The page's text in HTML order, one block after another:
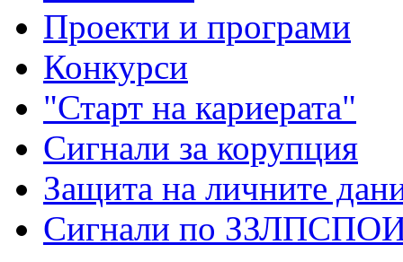
Проекти и програми
Конкурси
"Старт на кариерата"
Сигнали за корупция
Защита на личните
Сигнали по